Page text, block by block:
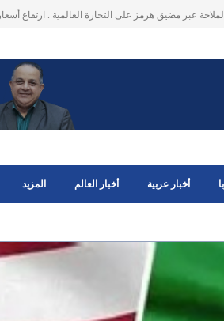
غير متوقعة ناتجة عن فوائد الارصدة النقدية للاصول
أخبار عربية أخبار العالم المزيد